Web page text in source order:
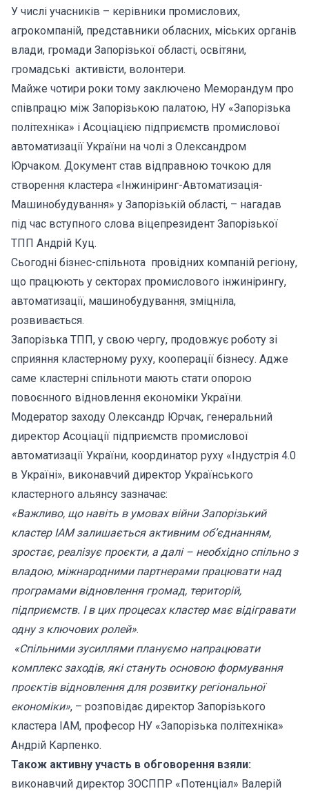
У числі учасників – керівники промислових,
агрокомпаній, представники обласних, міських органів
влади, громади Запорізької області, освітяни,
громадські активісти, волонтери.
Майже чотири роки тому заключено Меморандум про
співпрацю між Запорізькою палатою, НУ «Запорізька
політехніка» і Асоціацією підприємств промислової
автоматизації України на чолі з Олександром
Юрчаком. Документ став відправною точкою для
створення кластера «Інжиніринг-Автоматизація-
Машинобудування» у Запорізькій області, – нагадав
під час вступного слова віцепрезидент Запорізької
ТПП Андрій Куц.
Сьогодні бізнес-спільнота провідних компаній регіону,
що працюють у секторах промислового інжинірингу,
автоматизації, машинобудування, зміцніла,
розвивається.
Запорізька ТПП, у свою чергу, продовжує роботу зі
сприяння кластерному руху, кооперації бізнесу. Адже
саме кластерні спільноти мають стати опорою
повоєнного відновлення економіки України.
Модератор заходу Олександр Юрчак, генеральний
директор Асоціації підприємств промислової
автоматизації України, координатор руху «Індустрія 4.0
в Україні», виконавчий директор Українського
кластерного альянсу зазначає:
«Важливо, що навіть в умовах війни Запорізький
кластер ІАМ залишається активним об’єднанням,
зростає, реалізує проєкти, а далі – необхідно спільно з
владою, міжнародними партнерами працювати над
програмами відновлення громад, територій,
підприємств. І в цих процесах кластер має відігравати
одну з ключових ролей».
«Спільними зусиллями плануємо напрацювати
комплекс заходів, які стануть основою формування
проєктів відновлення для розвитку регіональної
економіки», – розповідає директор Запорізького
кластера ІАМ, професор НУ «Запорізька політехніка»
Андрій Карпенко.
Також активну участь в обговорення взяли:
виконавчий директор ЗОСППР «Потенціал» Валерій